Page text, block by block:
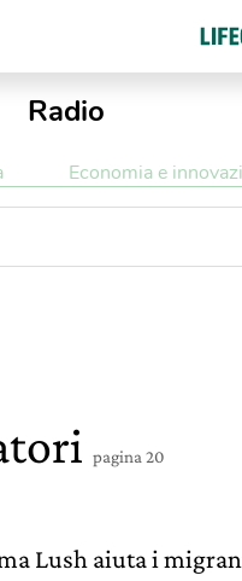
Radio
Economia e
pagina 20
Lush aiuta i